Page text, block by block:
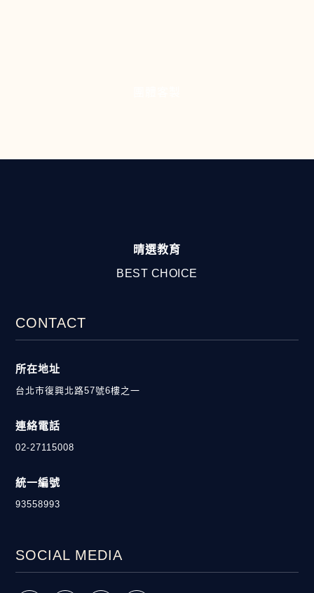
晴選教育
BEST CHOICE
CONTACT
所在地址
台北市復興北路57號6樓之一
連絡電話
02-27115008
統一編號
93558993
SOCIAL MEDIA